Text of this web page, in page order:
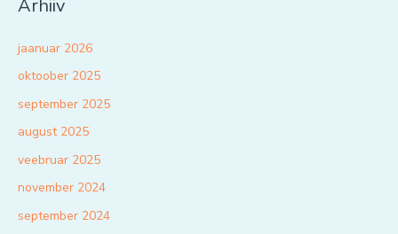
Arhiiv
jaanuar 2026
oktoober 2025
september 2025
august 2025
veebruar 2025
november 2024
september 2024